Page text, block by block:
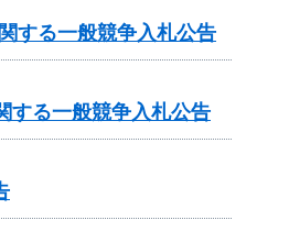
する一般競争入札公告
る一般競争入札公告